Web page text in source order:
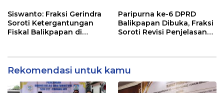
Balikpapan 2026
Siswanto: Fraksi Gerindra
Soroti Ketergantungan
Fiskal Balikpapan di
Paripurna ke-6 DPRD
Balikpapan Dibuka, Fraksi
Soroti Revisi Penjelasan
Rekomendasi untuk kamu